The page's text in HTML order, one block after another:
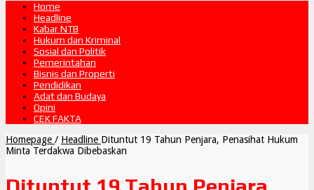
Home
Headline
Kabar NTB
Hukum dan Kriminal
Sosial dan Politik
Pemerintahan
Bisnis dan Properti
Pendidikan
Adat dan Budaya
Opini
CEK FAKTA
Homepage / Headline Dituntut 19 Tahun Penjara, Penasihat Hukum
Minta Terdakwa Dibebaskan